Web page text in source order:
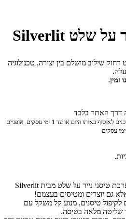
ערכת טיסני נייר על שלט Silverlit
מושלם בין יצירה, טכנולוגיה
בלבד
פריטים שהם לא אופניים בדרך כלל מוכנים לאיסוף באותו היום או עד 1 ימי עסקים. אופניים
הגשימו את חלום הילדות עם ערכת טיסני נייר על שלט מבית Silverlit
ומטיסים בעצמם!
טיסנים, מנוע קל משקל עם
בטיסה.